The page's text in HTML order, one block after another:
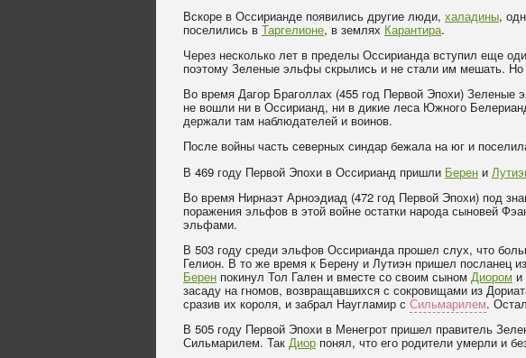
Вскоре в Оссирианде появились другие люди, халадины,
поселились в Таргелионе, в земляхКарантира.
Через несколько лет в пределы Оссирианда вступил еще
поэтому Зеленые эльфы скрылись и не стали им мешать.
Во время Дагор Браголлах (455 год Первой Эпохи) Зеленые
не вошли ни в Оссирианд, ни в дикие леса Южного
держали там наблюдателей и воинов.
После войны часть северных синдар бежала на юг и
В 469 году Первой Эпохи в Оссирианд пришли Берен и
Во время Нирнаэт Арноэдиад (472 год Первой Эпохи) под
поражения эльфов в этой войне остатки народа сыновей
эльфами.
В 503 году среди эльфов Оссирианда прошел слух, что
Гелион. В то же время к Берену и Лутиэн пришел посланец
Берен покинул Тол Гален и вместе со своим сыном Диором
засаду на гномов, возвращавшихся с сокровищами из
сразив их короля, и забрал Наугламир с Сильмарилем.
В 505 году Первой Эпохи в Менегрот пришел правитель
Сильмарилем. Так Диор понял, что его родители умерли и